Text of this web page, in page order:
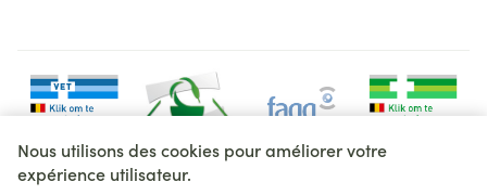
Nous utilisons des cookies pour améliorer votre
expérience utilisateur.